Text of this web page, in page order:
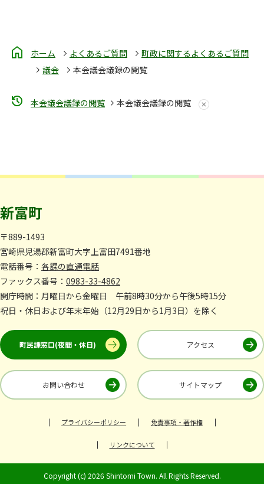
ホーム よくあるご質問
町政に関するよくあるご質問
議会
本会議会議録の閲覧
本会議会議録の閲覧 本会議会議録の閲覧
新富町
〒889-1493
宮崎県児湯郡新富町大字上富田7491番地
電話番号： 各課の直通電話
ファックス番号： 0983-33-4862
開庁時間：月曜日から金曜日 午前8時30分から午後5時15分
祝日・休日および年末年始（12月29日から1月3日）を除く
町民課窓口(夜間・休日) アクセス
お問い合わせ サイトマップ
プライバシーポリシー 免責事項・著作権
リンクについて
Copyright (c) 2026 Shintomi Town. All Rights Reserved.